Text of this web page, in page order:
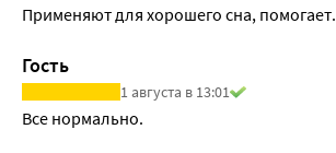
Применяют для хорошего сна, помогает.
Гость
1 августа в 13:01
Все нормально.